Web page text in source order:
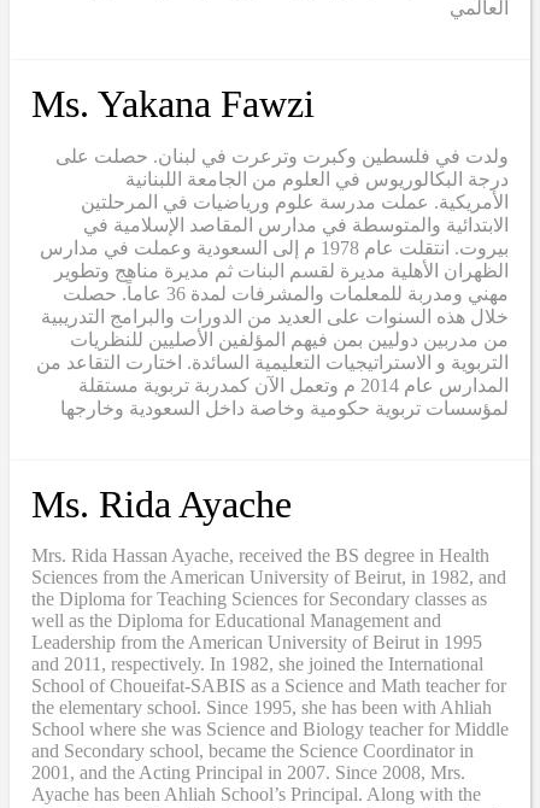
العالمي
Ms. Yakana Fawzi
ولدت في فلسطين وكبرت وترعرت في لبنان. حصلت على
درجة البكالوريوس في العلوم من الجامعة اللبنانية
الأمريكية. عملت مدرسة علوم ورياضيات في المرحلتين
الابتدائية والمتوسطة في مدارس المقاصد الإسلامية في
بيروت. انتقلت عام 1978 م إلى السعودية وعملت في مدارس
الظهران الأهلية مديرة لقسم البنات ثم مديرة مناهج وتطوير
مهني ومدربة للمعلمات والمشرفات لمدة 36 عاماً. حصلت
خلال هذه السنوات على العديد من الدورات والبرامج التدريبية
من مدربين دوليين بمن فيهم المؤلفين الأصليين للنظريات
التربوية و الاستراتيجيات التعليمية السائدة. اختارت التقاعد من
المدارس عام 2014 م وتعمل الآن كمدربة تربوية مستقلة
لمؤسسات تربوية حكومية وخاصة داخل السعودية وخارجها
Ms. Rida Ayache
Mrs. Rida Hassan Ayache, received the BS degree in Health
Sciences from the American University of Beirut, in 1982, and
the Diploma for Teaching Sciences for Secondary classes as
well as the Diploma for Educational Management and
Leadership from the American University of Beirut in 1995
and 2011, respectively. In 1982, she joined the International
School of Choueifat-SABIS as a Science and Math teacher for
the elementary school. Since 1995, she has been with Ahliah
School where she was Science and Biology teacher for Middle
and Secondary school, became the Science Coordinator in
2001, and the Acting Principal in 2007. Since 2008, Mrs.
Ayache has been Ahliah School’s Principal. Along with the